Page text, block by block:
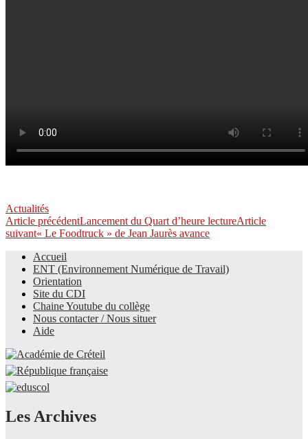
Actualités
Navigation
des
articles
Article précédentLancement du Quart d’heure lectureArticle
suivant« Le Foodtruck » de Jean Jaurès avance
Le site du collège
Accueil
ENT (Environnement Numérique de Travail)
Orientation
Site du CDI
Chaine Youtube du collège
Nous contacter / Nous situer
Aide
Les Archives